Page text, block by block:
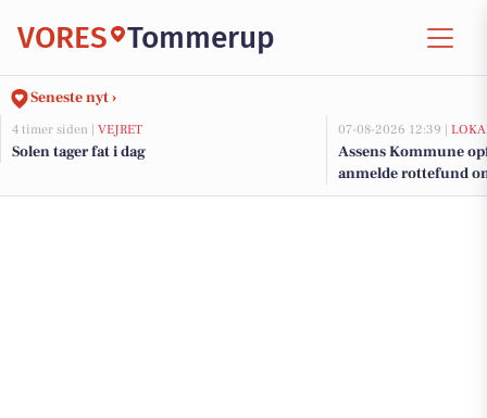
VORES Tommerup
Seneste nyt ›
4 timer siden | VEJRET
Solen tager fat i dag
07-08-2026 12:39 |
Assens Kommune
anmelde rottefund
hverdage